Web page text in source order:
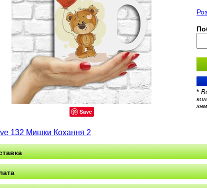
Save
*
132 Мишки Кохання 2